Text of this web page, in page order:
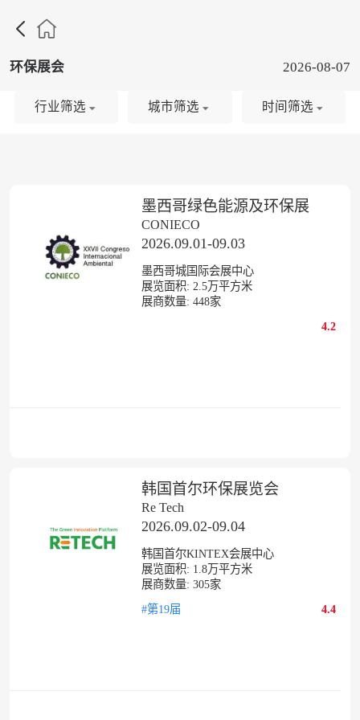

环保展会 2026-08-07
墨西哥绿色能源及环保展
CONIECO
2026.09.01-09.03
墨西哥城国际会展中心
展览面积: 2.5万平方米
展商数量: 448家
4.2
韩国首尔环保展览会
Re Tech
2026.09.02-09.04
韩国首尔KINTEX会展中心
展览面积: 1.8万平方米
展商数量: 305家
#第19届
4.4
行业筛选 城市筛选 时间筛选